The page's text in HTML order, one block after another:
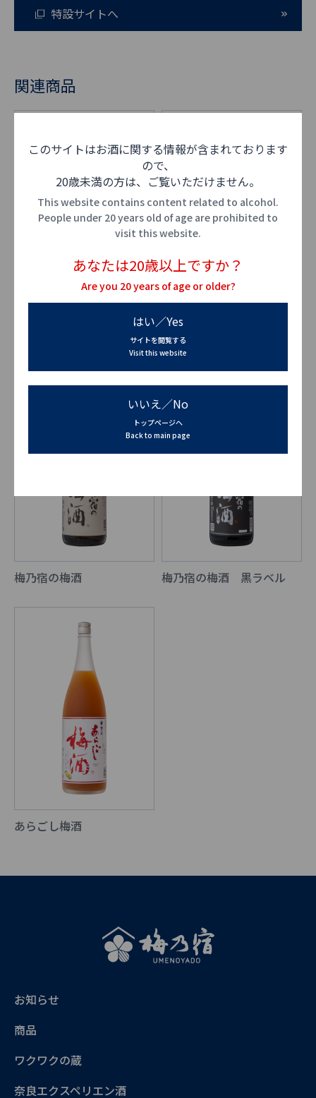
特設サイトへ
関連商品
果本酒 茘枝
梅乃宿の梅酒 梅乃宿の梅酒 黒ラベル
あらごし梅酒
このサイトはお酒に関する情報が含まれております
ので、
20歳未満の方は、ご覧いただけません。
This website contains content related to alcohol.
People under 20 years old of age are prohibited to
visit this website.
あなたは20歳以上ですか？
Are you 20 years of age or older?
はい／Yes
サイトを閲覧する
Visit this website
いいえ／No
トップページへ
Back to main page
お知らせ
商品
ワクワクの蔵
奈良エクスペリエン酒